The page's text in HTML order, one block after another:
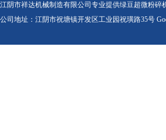
江阴市祥达机械制造有限公司专业提供绿豆超微粉碎
公司地址：江阴市祝塘镇开发区工业园祝璜路35号